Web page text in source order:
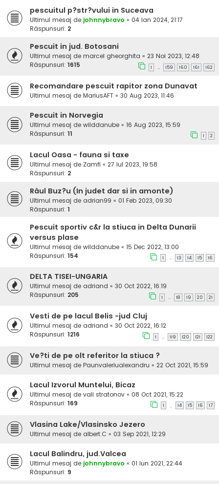
pescuitul p?str?vului in Suceava
Ultimul mesaj de johnnybravo « 04 Ian 2024, 21:17
Răspunsuri: 2
Pescuit in jud. Botosani
Ultimul mesaj de marcel gheorghita « 23 Noi 2023, 12:48
Răspunsuri: 1615 1 … 159 160 161 162
Recomandare pescuit rapitor zona Dunavat
Ultimul mesaj de MariusAFT « 30 Aug 2023, 11:46
Pescuit in Norvegia
Ultimul mesaj de wilddanube « 16 Aug 2023, 15:59
Răspunsuri: 11 1 2
Lacul Oasa - fauna si taxe
Ultimul mesaj de Zamfi « 27 Iul 2023, 19:58
Răspunsuri: 2
Râul Buz?u (In judet dar si in amonte)
Ultimul mesaj de adrian99 « 01 Feb 2023, 09:30
Răspunsuri: 1
Pescuit sportiv c&r la stiuca in Delta Dunarii
versus plase
Ultimul mesaj de wilddanube « 15 Dec 2022, 13:00
Răspunsuri: 154 1 … 13 14 15 16
DELTA TISEI-UNGARIA
Ultimul mesaj de adriand « 30 Oct 2022, 16:19
Răspunsuri: 205 1 … 18 19 20 21
Vesti de pe lacul Belis -jud Cluj
Ultimul mesaj de adriand « 30 Oct 2022, 16:12
Răspunsuri: 1216 1 … 119 120 121 122
Ve?ti de pe olt referitor la stiuca ?
Ultimul mesaj de Paunvaleriualexandru « 22 Oct 2021, 15:59
Lacul Izvorul Muntelui, Bicaz
Ultimul mesaj de vali stratonov « 08 Oct 2021, 15:22
Răspunsuri: 169 1 … 14 15 16 17
Vlasina Lake/Vlasinsko Jezero
Ultimul mesaj de albert.C « 03 Sep 2021, 12:29
Lacul Balindru, jud.Valcea
Ultimul mesaj de johnnybravo « 01 Iun 2021, 22:44
Răspunsuri: 9